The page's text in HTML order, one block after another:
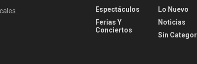
Espectáculos
Ferias Y
Conciertos
Lo Nuevo
Noticias
Sin